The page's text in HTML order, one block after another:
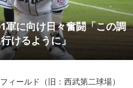
軍に向け日々奮闘「この調
けるように」
ィールド（旧：西武第二球場）